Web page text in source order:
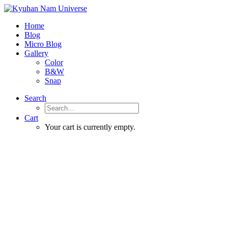
Home
Blog
Micro Blog
Gallery
Color
B&W
Snap
Search
Cart
Your cart is currently empty.